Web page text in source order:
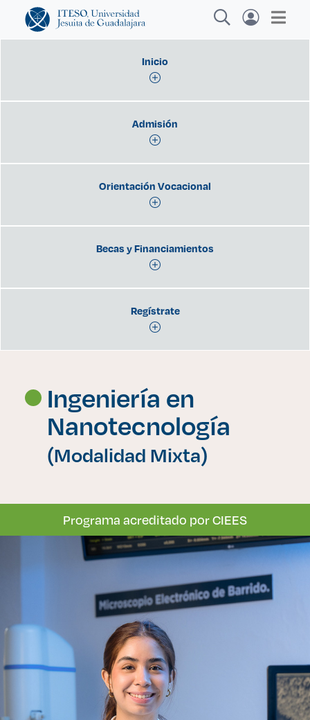
actividades y noticias
Investigación
Aspirantes
Becas
Graduaciones
CRUCE
Derecho
Lo más buscado
Derecho
Prepa ITESO
Becas
Inicio
Admisión
Orientación Vocacional
Becas y Financiamientos
Regístrate
Ingeniería en
Nanotecnología
(Modalidad Mixta)
Programa acreditado por CIEES